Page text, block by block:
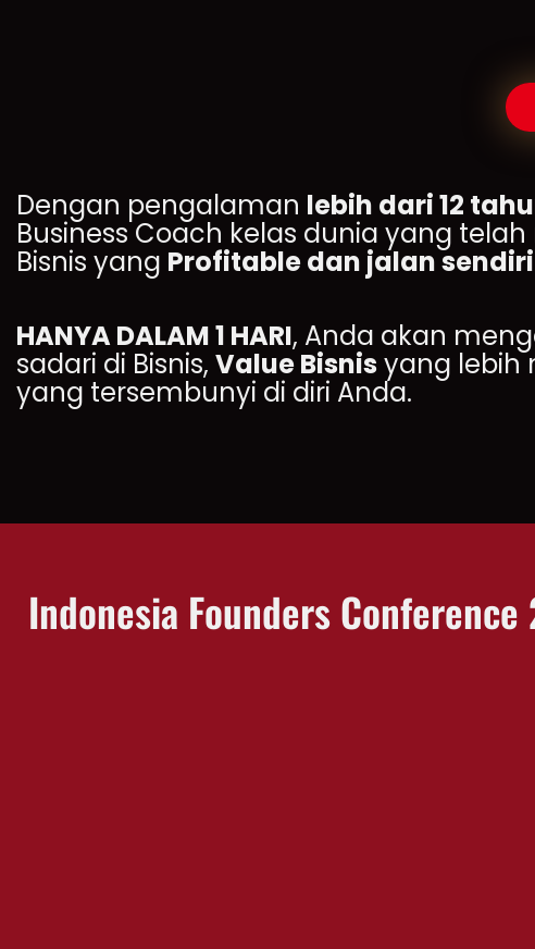
Dengan pengalaman lebih dari 12
Business Coach kelas dunia yang
Bisnis yang Profitable dan jalan
HANYA DALAM 1 HARI, Anda akan
sadari di Bisnis, Value Bisnisyang lebih
yang tersembunyi di diri Anda.
Indonesia Founders